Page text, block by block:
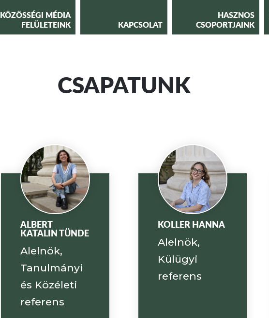
KÖZÖSSÉGI MÉDIA
FELÜLETEINK
KAPCSOLAT
HASZNOS
CSOPORTJAINK
CSAPATUNK
ALBERT
KATALIN TÜNDE
Alelnök,
Tanulmányi
és Közéleti
referens
KOLLER HANNA
Alelnök,
Külügyi
referens